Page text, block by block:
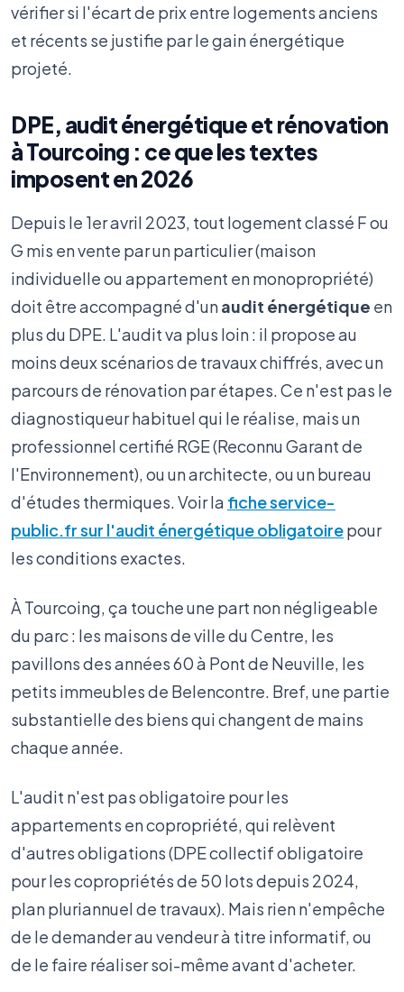
vérifier si l'écart de prix entre logements anciens
et récents se justifie par le gain énergétique
projeté.
DPE, audit énergétique et rénovation
à Tourcoing : ce que les textes
imposent en 2026
Depuis le 1er avril 2023, tout logement classé F ou
G mis en vente par un particulier (maison
individuelle ou appartement en monopropriété)
doit être accompagné d'unaudit énergétique en
plus du DPE. L'audit va plus loin : il propose au
moins deux scénarios de travaux chiffrés, avec un
parcours de rénovation par étapes. Ce n'est pas le
diagnostiqueur habituel qui le réalise, mais un
professionnel certifié RGE (Reconnu Garant de
l'Environnement), ou un architecte, ou un bureau
d'études thermiques. Voir la fiche service-
public.fr sur l'audit énergétique obligatoirepour
les conditions exactes.
À Tourcoing, ça touche une part non négligeable
du parc : les maisons de ville du Centre, les
pavillons des années 60 à Pont de Neuville, les
petits immeubles de Belencontre. Bref, une partie
substantielle des biens qui changent de mains
chaque année.
L'audit n'est pas obligatoire pour les
appartements en copropriété, qui relèvent
d'autres obligations (DPE collectif obligatoire
pour les copropriétés de 50 lots depuis 2024,
plan pluriannuel de travaux). Mais rien n'empêche
de le demander au vendeur à titre informatif, ou
de le faire réaliser soi-même avant d'acheter.